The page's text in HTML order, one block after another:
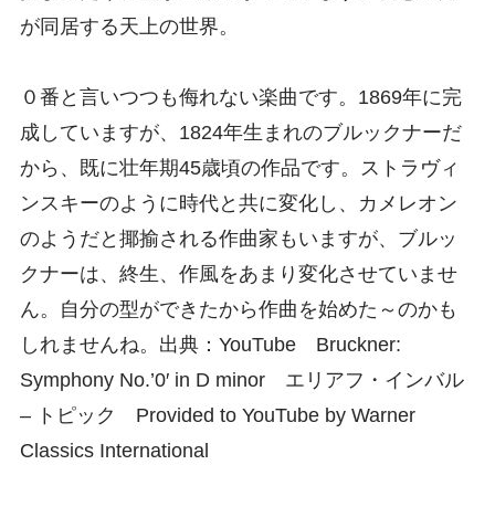
が同居する天上の世界。
０番と言いつつも侮れない楽曲です。1869年に完
成していますが、1824年生まれのブルックナーだ
から、既に壮年期45歳頃の作品です。ストラヴィ
ンスキーのように時代と共に変化し、カメレオン
のようだと揶揄される作曲家もいますが、ブルッ
クナーは、終生、作風をあまり変化させていませ
ん。自分の型ができたから作曲を始めた～のかも
しれませんね。出典：YouTube Bruckner:
Symphony No.’0′ in D minor エリアフ・インバル
– トピック Provided to YouTube by Warner
Classics International